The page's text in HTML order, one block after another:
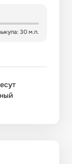
30 м.п.